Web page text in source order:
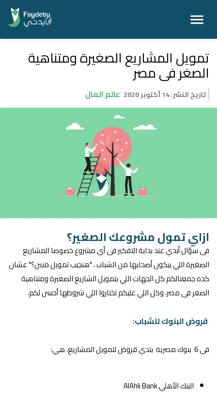
تمويل المشاريع الصغيرة ومتناهية
الصغر فى مصر
تاريخ النشر:14 أكتوبر 2020 عالم المال
ازاي تمول مشروعك الصغير؟
فى سؤال أبدي عند بداية التفكير فى أي مشروع خصوصا المشاريع
الصغيرة اللي بيكون أصحابها من الشباب ، "هنجيب تمويل منين؟" عشان
كده جمعنالكم كل الجهات اللي بتمويل الشاريع الصغيرة ومتناهية
الصغر فى مصر، وكل اللي عليكم تختاروا اللي شروطها أحسن لكم.
قروض البنوك للشباب:
فى 6 بنوك مصرية بتدي قروض لتمويل المشاريع، هي:
البنك الأهلي AlAhli Bank